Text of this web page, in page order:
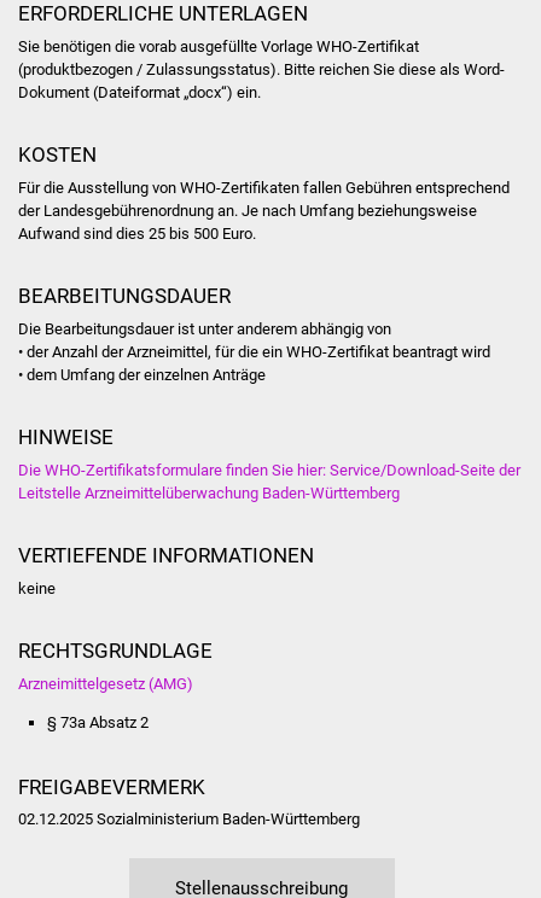
Volkshochschule
Soziale Einrichtungen
Lokale Agenda
Kinder- und
Suenergie
NETZMonitor
Index
ERFORDERLICHE UNTERLAGEN
Sie benötigen die vorab ausgefüllte Vorlage WHO-Zertifikat
(produktbezogen / Zulassungsstatus). Bitte reichen Sie diese als Word-
Dokument (Dateiformat „docx“) ein.
KOSTEN
Für die Ausstellung von WHO-Zertifikaten fallen Gebühren entsprechend
der Landesgebührenordnung an. Je nach Umfang beziehungsweise
Aufwand sind dies 25 bis 500 Euro.
BEARBEITUNGSDAUER
Die Bearbeitungsdauer ist unter anderem abhängig von
• der Anzahl der Arzneimittel, für die ein WHO-Zertifikat beantragt wird
• dem Umfang der einzelnen Anträge
HINWEISE
Die WHO-Zertifikatsformulare finden Sie hier: Service/Download-Seite der
Leitstelle Arzneimittelüberwachung Baden-Württemberg
VERTIEFENDE INFORMATIONEN
keine
RECHTSGRUNDLAGE
Arzneimittelgesetz (AMG)
§ 73a Absatz 2
FREIGABEVERMERK
02.12.2025 Sozialministerium Baden-Württemberg
Stellenausschreibung